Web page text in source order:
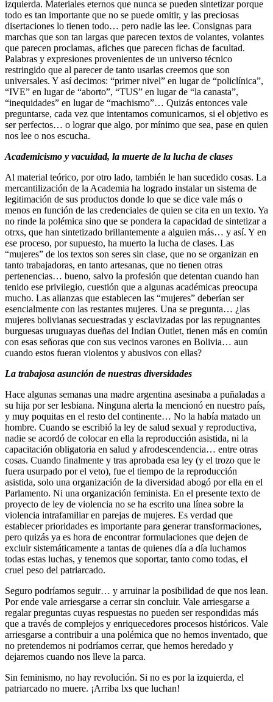
izquierda. Materiales eternos que nunca se pueden sintetizar porque
todo es tan importante que no se puede omitir, y las preciosas
disertaciones lo tienen todo… pero nadie las lee. Consignas para
marchas que son tan largas que parecen textos de volantes, volantes
que parecen proclamas, afiches que parecen fichas de facultad.
Palabras y expresiones provenientes de un universo técnico
restringido que al parecer de tanto usarlas creemos que son
universales. Y así decimos: “primer nivel” en lugar de “policlínica”,
“IVE” en lugar de “aborto”, “TUS” en lugar de “la canasta”,
“inequidades” en lugar de “machismo”… Quizás entonces vale
preguntarse, cada vez que intentamos comunicarnos, si el objetivo es
ser perfectos… o lograr que algo, por mínimo que sea, pase en quien
nos lee o nos escucha.
Academicismo y vacuidad, la muerte de la lucha de clases
Al material teórico, por otro lado, también le han sucedido cosas. La
mercantilización de la Academia ha logrado instalar un sistema de
legitimación de sus productos donde lo que se dice vale más o
menos en función de las credenciales de quien se cita en un texto. Ya
no rinde la polémica sino que se pondera la capacidad de sintetizar a
otrxs, que han sintetizado brillantemente a alguien más… y así. Y en
ese proceso, por supuesto, ha muerto la lucha de clases. Las
“mujeres” de los textos son seres sin clase, que no se organizan en
tanto trabajadoras, en tanto artesanas, que no tienen otras
pertenencias… bueno, salvo la profesión que detentan cuando han
tenido ese privilegio, cuestión que a algunas académicas preocupa
mucho. Las alianzas que establecen las “mujeres” deberían ser
esencialmente con las restantes mujeres. Una se pregunta… ¿las
mujeres bolivianas secuestradas y esclavizadas por las repugnantes
burguesas uruguayas dueñas del Indian Outlet, tienen más en común
con esas señoras que con sus vecinos varones en Bolivia… aun
cuando estos fueran violentos y abusivos con ellas?
La trabajosa asunción de nuestras diversidades
Hace algunas semanas una madre argentina asesinaba a puñaladas a
su hija por ser lesbiana. Ninguna alerta la mencionó en nuestro país,
y muy poquitas en el resto del continente… No la había matado un
hombre. Cuando se escribió la ley de salud sexual y reproductiva,
nadie se acordó de colocar en ella la reproducción asistida, ni la
capacitación obligatoria en salud y afrodescendencia… entre otras
cosas. Cuando finalmente y tras aprobada esa ley (y el trozo que le
fuera usurpado por el veto), fue el tiempo de la reproducción
asistida, solo una organización de la diversidad abogó por ella en el
Parlamento. Ni una organización feminista. En el presente texto de
proyecto de ley de violencia no se ha escrito una línea sobre la
violencia intrafamiliar en parejas de mujeres. Es verdad que
establecer prioridades es importante para generar transformaciones,
pero quizás ya es hora de encontrar formulaciones que dejen de
excluir sistemáticamente a tantas de quienes día a día luchamos
todas estas luchas, y tenemos que soportar, tanto como todas, el
cruel peso del patriarcado.
Seguro podríamos seguir… y arruinar la posibilidad de que nos lean.
Por ende vale arriesgarse a cerrar sin concluir. Vale arriesgarse a
regalar preguntas cuyas respuestas no pueden ser respondidas más
que a través de complejos y enriquecedores procesos históricos. Vale
arriesgarse a contribuir a una polémica que no hemos inventado, que
no pretendemos ni podríamos cerrar, que hemos heredado y
dejaremos cuando nos lleve la parca.
Sin feminismo, no hay revolución. Si no es por la izquierda, el
patriarcado no muere. ¡Arriba lxs que luchan!